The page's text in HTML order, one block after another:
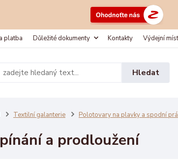
platba Důležité dokumenty Kontakty Výdejní
Hledat
Textilní galanterie Polotovary na plavky a spodní
a prodloužení